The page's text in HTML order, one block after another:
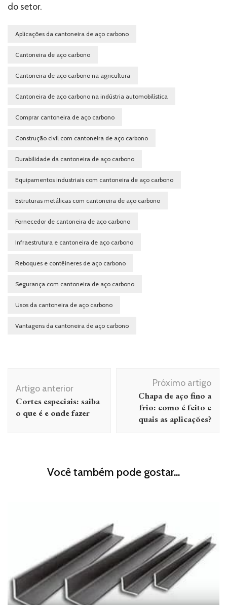
do setor.
Aplicações da cantoneira de aço carbono
Cantoneira de aço carbono
Cantoneira de aço carbono na agricultura
Cantoneira de aço carbono na indústria automobilística
Comprar cantoneira de aço carbono
Construção civil com cantoneira de aço carbono
Durabilidade da cantoneira de aço carbono
Equipamentos industriais com cantoneira de aço carbono
Estruturas metálicas com cantoneira de aço carbono
Fornecedor de cantoneira de aço carbono
Infraestrutura e cantoneira de aço carbono
Reboques e contêineres de aço carbono
Segurança com cantoneira de aço carbono
Usos da cantoneira de aço carbono
Vantagens da cantoneira de aço carbono
de
post
Artigo anterior
Cortes especiais: saiba
o que é e onde fazer
Próximo artigo
Chapa de aço fino a
frio: como é feito e
quais as aplicações?
Você também pode gostar...